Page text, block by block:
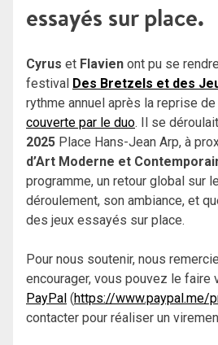
essayés sur place.
Cyrus et Flavien ont pu se
festival Des Bretzels et des
rythme annuel après la reprise de
couverte par le duo. Il se
2025 Place Hans-Jean Arp, à
d’Art Moderne et
programme, un retour global sur
déroulement, son ambiance, et
des jeux essayés sur place.
Pour nous soutenir, nous
encourager, vous pouvez le faire
PayPal (https://www.paypal.me/
contacter pour réaliser un